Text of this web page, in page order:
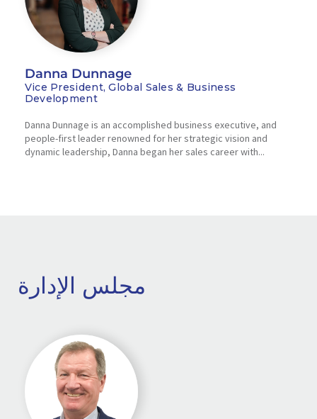
Danna Dunnage
Vice President, Global Sales & Business
Development
Danna Dunnage is an accomplished business executive, and
people-first leader renowned for her strategic vision and
dynamic leadership, Danna began her sales career with...
مجلس الإدارة